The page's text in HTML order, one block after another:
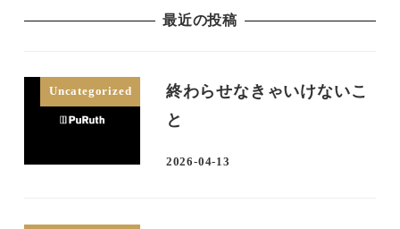
最近の投稿
Uncategorized
終わらせなきゃいけないこ
と
2026-04-13